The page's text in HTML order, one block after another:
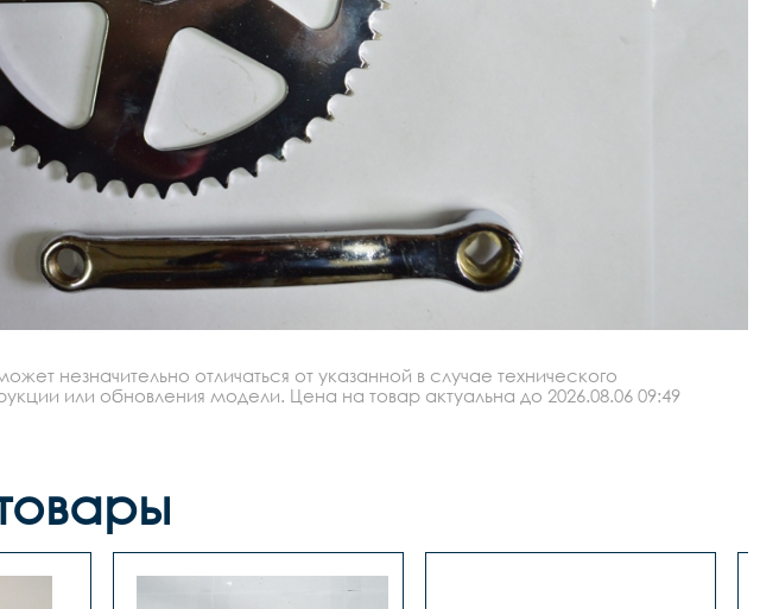
незначительно отличаться от указанной в случае технического
или обновления модели. Цена на товар актуальна до 2026.08.06 09:49